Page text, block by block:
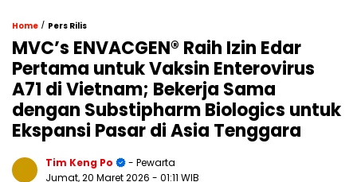
Home / Pers Rilis
MVC’s ENVACGEN® Raih Izin Edar
Pertama untuk Vaksin Enterovirus
A71 di Vietnam; Bekerja Sama
dengan Substipharm Biologics untuk
Ekspansi Pasar di Asia Tenggara
Tim Keng Po
- Pewarta
Jumat, 20 Maret 2026 - 01:11 WIB